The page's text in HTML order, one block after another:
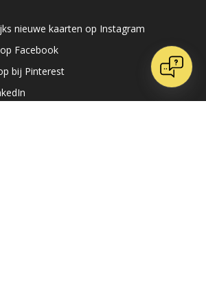
nieuwe kaarten op Instagram
Facebook
bij Pinterest